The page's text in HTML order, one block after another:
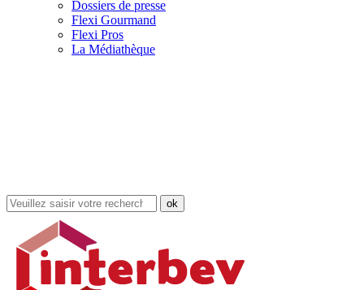
Dossiers de presse
Flexi Gourmand
Flexi Pros
La Médiathèque
Rechercher
dans
site